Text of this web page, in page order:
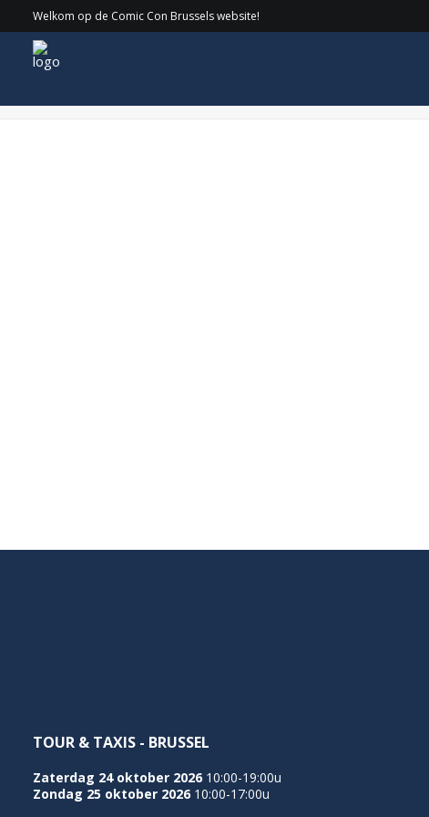
Welkom op de Comic Con Brussels website!
WarwickDavisCirkel
TOUR & TAXIS - BRUSSEL
Zaterdag 24 oktober 2026 10:00-19:00u
Zondag 25 oktober 2026 10:00-17:00u